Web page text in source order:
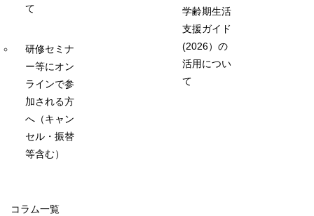
て
研修セミナ
ー等にオン
ラインで参
加される方
へ（キャン
セル・振替
等含む）
学齢期生活
支援ガイド
(2026）の
活用につい
て
コラム一覧